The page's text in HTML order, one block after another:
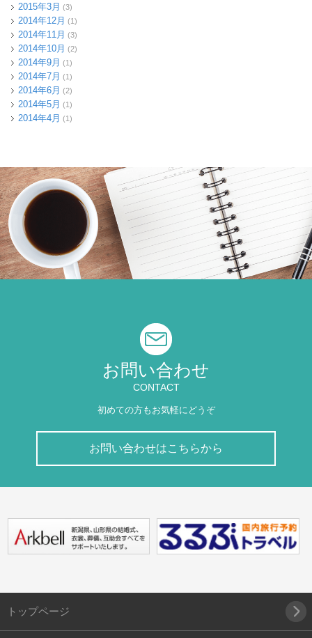
2015年3月 (3)
2014年12月 (1)
2014年11月 (3)
2014年10月 (2)
2014年9月 (1)
2014年7月 (1)
2014年6月 (2)
2014年5月 (1)
2014年4月 (1)
お問い合わせ
CONTACT
初めての方もお気軽にどうぞ
お問い合わせはこちらから
トップページ